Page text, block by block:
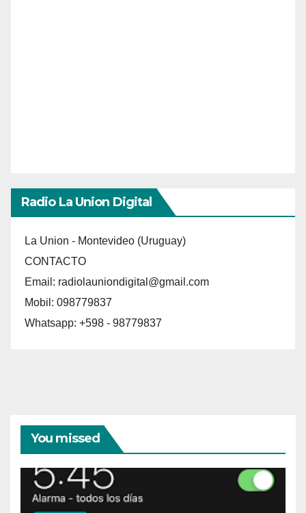
Radio La Union Digital
La Union - Montevideo (Uruguay)
CONTACTO
Email: radiolauniondigital@gmail.com
Mobil: 098779837
Whatsapp: +598 - 98779837
You missed